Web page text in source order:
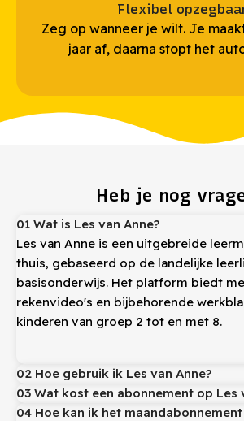
Flexibel
Zeg op wanneer je wilt. Je
jaar af, daarna stopt het
Heb je nog
01 Wat is Les van Anne?
Les van Anne is een uitgebreide
thuis, gebaseerd op de landelijke
basisonderwijs. Het platform biedt
rekenvideo's en bijbehorende
kinderen van groep 2 tot en met 8.
02 Hoe gebruik ik Les van Anne?
03 Wat kost een abonnement op Les
04 Hoe kan ik het